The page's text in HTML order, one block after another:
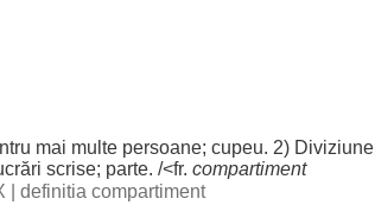
mai multe persoane; cupeu. 2) Diviziune
scrise; parte. /<fr. compartiment
definitia compartiment